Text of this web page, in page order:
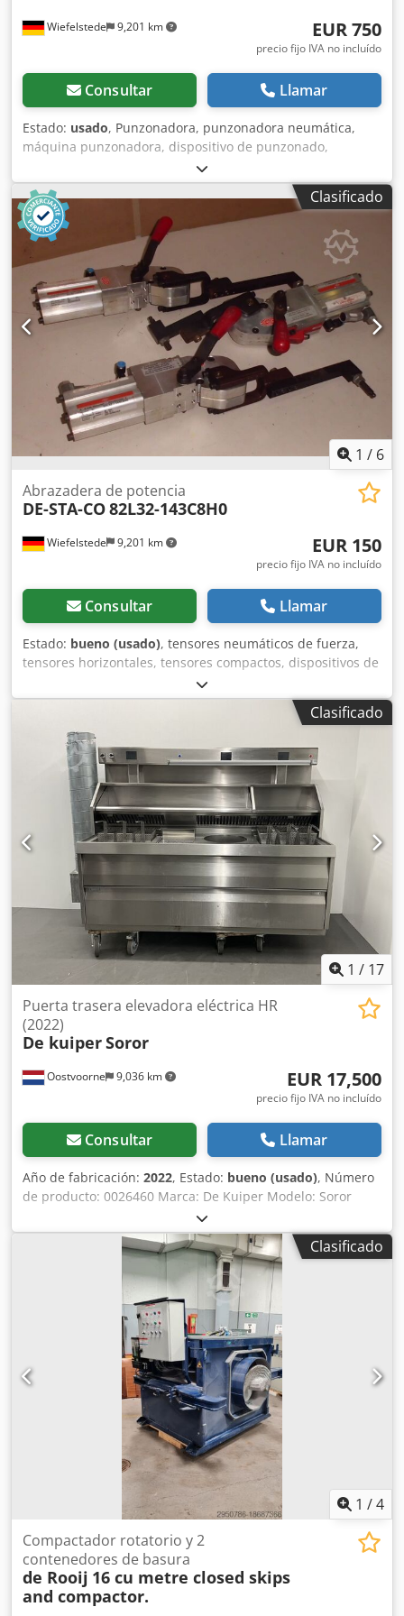
Wiefelstede 9,201 km EUR 750
precio fijo IVA no incluído
Consultar Llamar
Estado: usado, Punzonadora, punzonadora neumática,
máquina punzonadora, dispositivo de punzonado,
máquina perforadora, punzonadora neumática manual -
Fabricante: DE-STA-CO, punzonadora neumática -Tipo: 040
0210 -Punzón integrado: Ø 2,5 mm -Salida máxima: 25 mm
-Dimensiones: 190/200/A510 mm Cjdpfxsfwx Uyo Ai Ssrf -
Peso: 24 kg
Clasificado
1 / 6
Wiefelstede 9,201 km
Abrazadera de potencia
DE-STA-CO82L32-143C8H0
EUR 150
precio fijo IVA no incluído
Consultar Llamar
Estado: bueno (usado), tensores neumáticos de fuerza,
tensores horizontales, tensores compactos, dispositivos de
sujeción, tensores neumáticos de fuerza Cedpfjb A H E Iox
Ai Ssrf -Tipo: 82L32-143C8H0 -Cantidad: 4 unidades
disponibles -Precio: por unidad -Peso: 2,1 kg/unidadClasificado
1 / 17
Oostvoorne 9,036 km
Puerta trasera elevadora eléctrica HR
(2022)
De kuiperSoror
EUR 17,500
precio fijo IVA no incluído
Consultar Llamar
Año de fabricación: 2022, Estado: bueno (usado), Número
de producto: 0026460 Marca: De Kuiper Modelo: Soror
Categoría del producto: Freidoras Longitud: 2700 mm
Anchura: 920 mm Altura: 1800 mm Tensión de conexión
(V): 400 Potencia (W): 47150 Año de fabricación: 2022
Crodpfszbmptox Ai Sjf Equipado con sistema de filtrado de
grasa. Incluye 3 cubas (1x ORE440 y 2x ORE540) y bandeja
Clasificado
1 /4
Compactador rotatorio y 2
contenedores de basura
de Rooij 16 cu metre closed skips
and compactor.